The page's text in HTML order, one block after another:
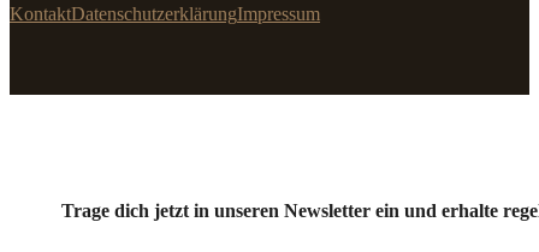
KontaktDatenschutzerklärungImpressum
Trage dich jetzt in unseren Newsletter ein und erhalte